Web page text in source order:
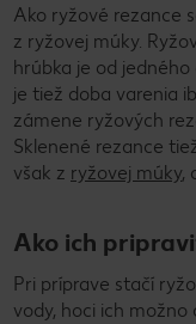
Ako ryžové rezance
z ryžovej múky.
hrúbka je od
je tiež doba varenia
zámene ryžových
Sklenené rezance
však z ryžovej múky,
Ako ich
Pri príprave stačí
vody, hoci ich